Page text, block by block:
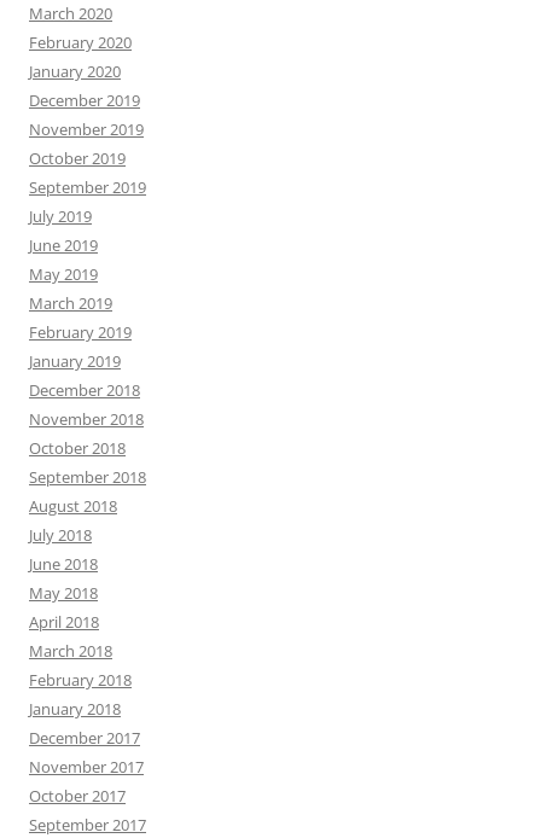
March 2020
February 2020
January 2020
December 2019
November 2019
October 2019
September 2019
July 2019
June 2019
May 2019
March 2019
February 2019
January 2019
December 2018
November 2018
October 2018
September 2018
August 2018
July 2018
June 2018
May 2018
April 2018
March 2018
February 2018
January 2018
December 2017
November 2017
October 2017
September 2017